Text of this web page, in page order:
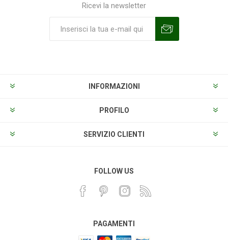
Ricevi la newsletter
INFORMAZIONI
PROFILO
SERVIZIO CLIENTI
FOLLOW US
PAGAMENTI